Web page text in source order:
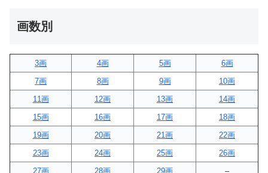
画数別
3画 4画 5画
6画
7画
8画 9画
10画
11画
12画 13画
14画
15画
16画 17画
18画
19画
20画 21画
22画
23画
24画 25画
26画
27画
28画 29画 –